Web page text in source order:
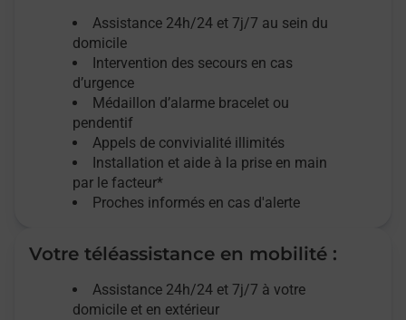
Assistance 24h/24 et 7j/7 au sein du
domicile
Intervention des secours en cas
d’urgence
Médaillon d’alarme bracelet ou
pendentif
Appels de convivialité illimités
Installation et aide à la prise en main
par le facteur*
Proches informés en cas d'alerte
Votre téléassistance en mobilité :
Assistance 24h/24 et 7j/7 à votre
domicile et en extérieur